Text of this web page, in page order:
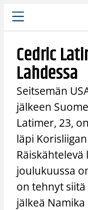
Siirry
sisältöön
Cedric
Lahdessa
Seitsemän
jälkeen
Latimer, 23,
läpi
joulukuussa
on tehnyt
jälkeä